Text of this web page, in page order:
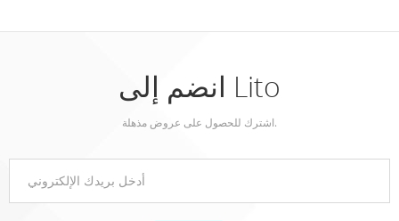
انضم إلى Lito
اشترك للحصول على عروض مذهلة.